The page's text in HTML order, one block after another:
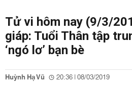
Tử vi hôm nay (9/3/
giáp: Tuổi Thân tập
‘ngó lơ’ bạn bè
Huỳnh Hạ Vũ 20:36 | 08/03/2019